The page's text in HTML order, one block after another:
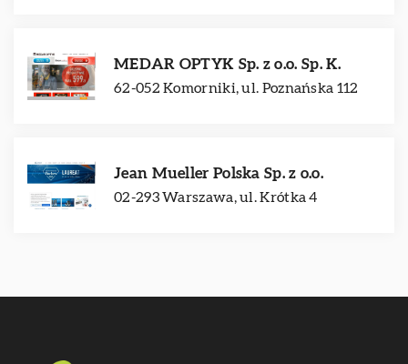
MEDAR OPTYK Sp. z o.o. Sp. K.
62-052 Komorniki, ul. Poznańska 112
Jean Mueller Polska Sp. z o.o.
02-293 Warszawa, ul. Krótka 4